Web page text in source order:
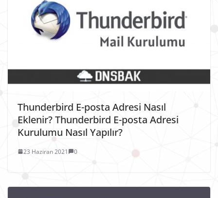
Thunderbird E-posta Adresi Nasıl
Eklenir? Thunderbird E-posta Adresi
Kurulumu Nasıl Yapılır?
23 Haziran 2021 0